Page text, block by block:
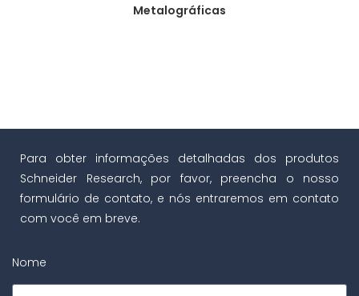
Metalográficas
Para obter informações detalhadas dos produtos
Schneider Research, por favor, preencha o nosso
formulário de contato, e nós entraremos em contato
com você em breve.
Nome